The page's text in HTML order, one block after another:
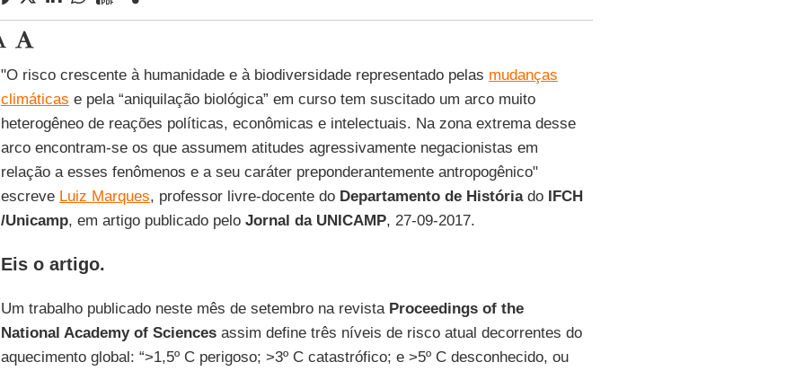
"O risco crescente à humanidade e à biodiversidade representado pelas mudanças
climáticas e pela “aniquilação biológica” em curso tem suscitado um arco muito
heterogêneo de reações políticas, econômicas e intelectuais. Na zona extrema desse
arco encontram-se os que assumem atitudes agressivamente negacionistas em
relação a esses fenômenos e a seu caráter preponderantemente antropogênico"
escreve Luiz Marques, professor livre-docente do Departamento de Históriado IFCH
/Unicamp, em artigo publicado pelo Jornal da UNICAMP, 27-09-2017.
Eis o artigo.
Um trabalho publicado neste mês de setembro na revista Proceedings of the
National Academy of Sciencesassim define três níveis de risco atual decorrentes do
aquecimento global: “>1,5º C perigoso; >3º C catastrófico; e >5º C desconhecido, ou